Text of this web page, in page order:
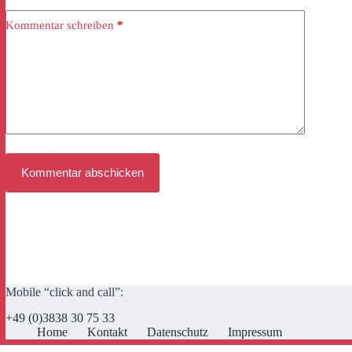
Kommentar schreiben *
Kommentar abschicken
Mobile “click and call”:
+49 (0)3838 30 75 33
Home
Kontakt Datenschutz
Impressum
Cookie Consent mit Real Cookie Banner